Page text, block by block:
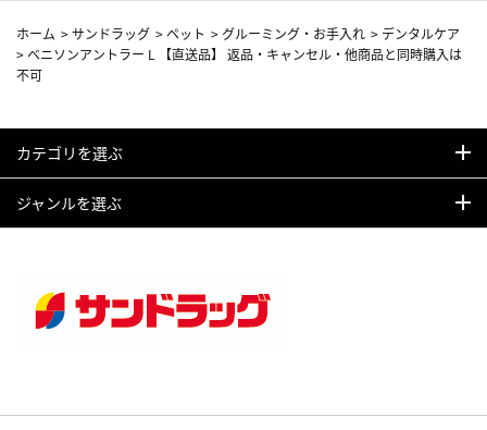
ホーム >サンドラッグ >ペット > グルーミング・お手入れ > デンタルケア
>ベニソンアントラー L 【直送品】 返品・キャンセル・他商品と同時購入は
不可
カテゴリを選ぶ
ジャンルを選ぶ